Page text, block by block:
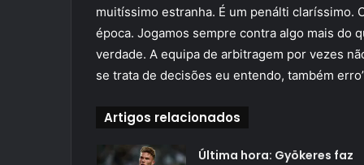
muitíssimo estranha. É um penálti claríssimo.
época. Jogamos sempre contra algo mais do
verdade. A equipa de arbitragem por vezes
se trata de decisões eu entendo, também
Artigos relacionados
Última hora: Gyökeres faz